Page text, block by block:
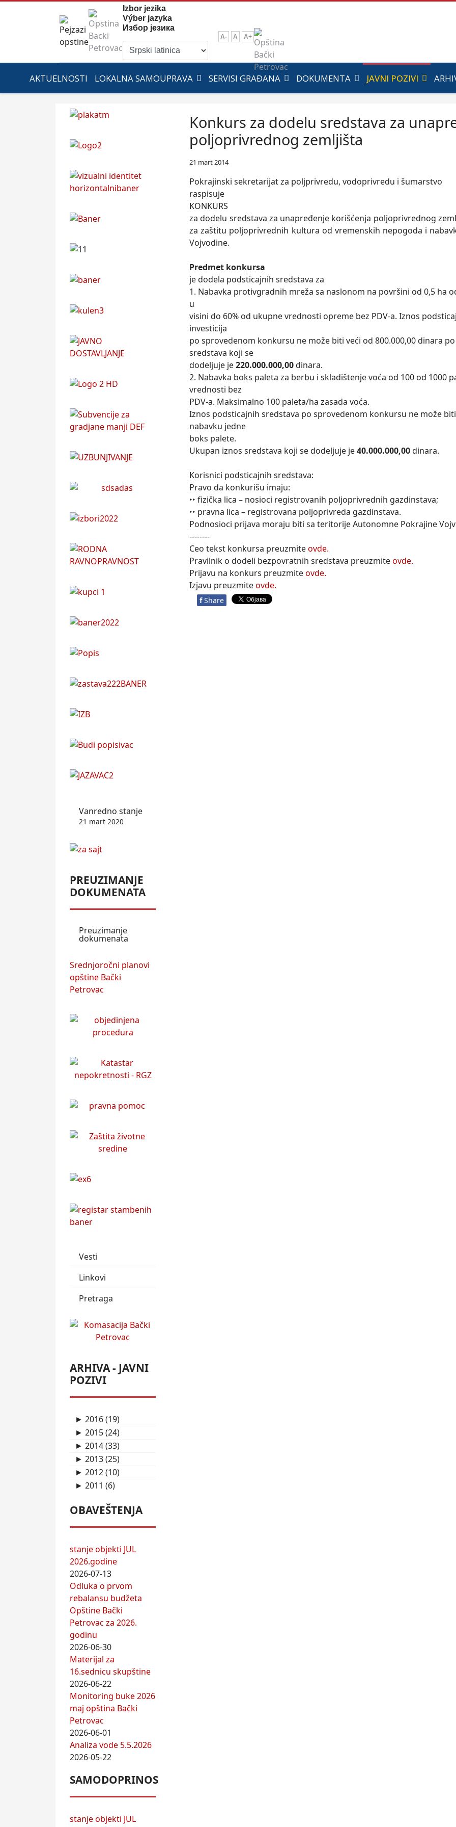
Izbor jezika
Výber jazyka
Избор језика
A- A A+
AKTUELNOSTI LOKALNA SAMOUPRAVA SERVISI GRAĐANA DOKUMENTA JAVNI POZIVI
Vanredno stanje
21 mart 2020
PREUZIMANJE
DOKUMENATA
Preuzimanje
dokumenata
Srednjoročni planovi
opštine Bački
Petrovac
Vesti
Linkovi
Pretraga
ARHIVA - JAVNI
POZIVI
► 2016(19)
► 2015(24)
► 2014(33)
► 2013(25)
► 2012(10)
► 2011 (6)
OBAVEŠTENJA
stanje objekti JUL
2026.godine
2026-07-13
Odluka o prvom
rebalansu budžeta
Opštine Bački
Petrovac za 2026.
godinu
2026-06-30
Materijal za
16.sednicu skupštine
2026-06-22
Monitoring buke 2026
maj opština Bački
Petrovac
2026-06-01
Analiza vode 5.5.2026
2026-05-22
SAMODOPRINOS
stanje objekti JUL
Konkurs za dodelu sredstava za
poljoprivrednog zemljišta
21 mart 2014
Pokrajinski sekretarijat za poljprivredu, vodoprivredu i šumarstvo
raspisuje
KONKURS
za dodelu sredstava za unapređenje korišćenja poljoprivrednog
za zaštitu poljoprivrednih kultura od vremenskih nepogoda i
Vojvodine.
Predmet konkursa
je dodela podsticajnih sredstava za
1. Nabavka protivgradnih mreža sa naslonom na površini od 0,5 ha
u
visini do 60% od ukupne vrednosti opreme bez PDV-a. Iznos
investicija
po sprovedenom konkursu ne može biti veći od 800.000,00 dinara
sredstava koji se
dodeljuje je220.000.000,00dinara.
2. Nabavka boks paleta za berbu i skladištenje voća od 100 od 1000
vrednosti bez
PDV-a. Maksimalno 100 paleta/ha zasada voća.
Iznos podsticajnih sredstava po sprovedenom konkursu ne može
nabavku jedne
boks palete.
Ukupan iznos sredstava koji se dodeljuje je40.000.000,00dinara.
Korisnici podsticajnih sredstava:
Pravo da konkurišu imaju:
‣‣ fizička lica – nosioci registrovanih poljoprivrednih gazdinstava;
‣‣ pravna lica – registrovana poljoprivreda gazdinstava.
Podnosioci prijava moraju biti sa teritorije Autonomne Pokrajine
--------
Ceo tekst konkursa preuzmiteovde.
Pravilnik o dodeli bezpovratnih sredstava preuzmiteovde.
Prijavu na konkurs preuzmiteovde.
Izjavu preuzmiteovde.
f Share